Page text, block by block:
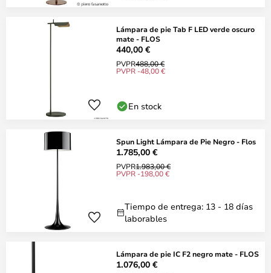
Lámpara de pie Tab F LED verde oscuro
mate - FLOS
440,00 €
PVPR488,00 €
PVPR -48,00 €
En stock
Spun Light Lámpara de Pie Negro - Flos
1.785,00 €
PVPR1.983,00 €
PVPR -198,00 €
Tiempo de entrega: 13 - 18 días
laborables
Lámpara de pie IC F2 negro mate - FLOS
1.076,00 €